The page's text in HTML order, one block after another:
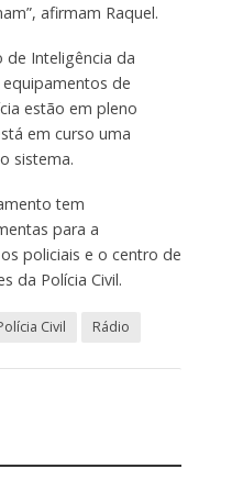
afirmam Raquel.
Inteligência da
equipamentos de
estão em pleno
em curso uma
sistema.
tem
para a
policiais e o centro de
da Polícia Civil.
Civil Rádio